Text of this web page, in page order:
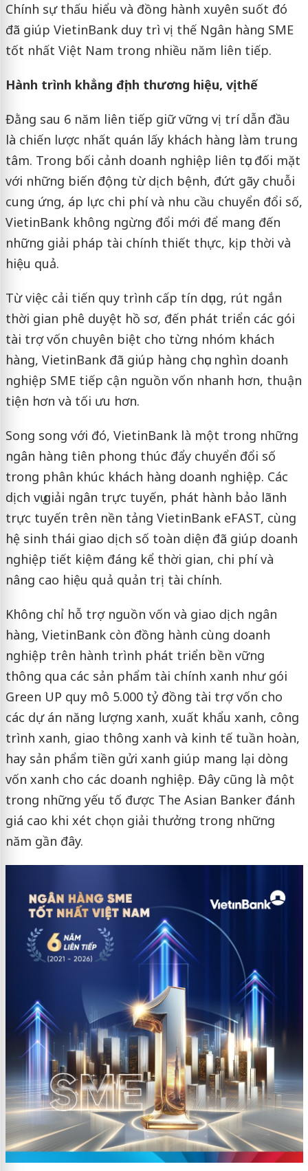
Chính sự thấu hiểu và đồng hành xuyên suốt đó
đã giúp VietinBank duy trì vị thế Ngân hàng SME
tốt nhất Việt Nam trong nhiều năm liên tiếp.
Hành trình khẳng định thương hiệu, vị thế
Đằng sau 6 năm liên tiếp giữ vững vị trí dẫn đầu
là chiến lược nhất quán lấy khách hàng làm trung
tâm. Trong bối cảnh doanh nghiệp liên tục đối mặt
với những biến động từ dịch bệnh, đứt gãy chuỗi
cung ứng, áp lực chi phí và nhu cầu chuyển đổi số,
VietinBank không ngừng đổi mới để mang đến
những giải pháp tài chính thiết thực, kịp thời và
hiệu quả.
Từ việc cải tiến quy trình cấp tín dụng, rút ngắn
thời gian phê duyệt hồ sơ, đến phát triển các gói
tài trợ vốn chuyên biệt cho từng nhóm khách
hàng, VietinBank đã giúp hàng chục nghìn doanh
nghiệp SME tiếp cận nguồn vốn nhanh hơn, thuận
tiện hơn và tối ưu hơn.
Song song với đó, VietinBank là một trong những
ngân hàng tiên phong thúc đẩy chuyển đổi số
trong phân khúc khách hàng doanh nghiệp. Các
dịch vụ giải ngân trực tuyến, phát hành bảo lãnh
trực tuyến trên nền tảng VietinBank eFAST, cùng
hệ sinh thái giao dịch số toàn diện đã giúp doanh
nghiệp tiết kiệm đáng kể thời gian, chi phí và
nâng cao hiệu quả quản trị tài chính.
Không chỉ hỗ trợ nguồn vốn và giao dịch ngân
hàng, VietinBank còn đồng hành cùng doanh
nghiệp trên hành trình phát triển bền vững
thông qua các sản phẩm tài chính xanh như gói
Green UP quy mô 5.000 tỷ đồng tài trợ vốn cho
các dự án năng lượng xanh, xuất khẩu xanh, công
trình xanh, giao thông xanh và kinh tế tuần hoàn,
hay sản phẩm tiền gửi xanh giúp mang lại dòng
vốn xanh cho các doanh nghiệp. Đây cũng là một
trong những yếu tố được The Asian Banker đánh
giá cao khi xét chọn giải thưởng trong những
năm gần đây.